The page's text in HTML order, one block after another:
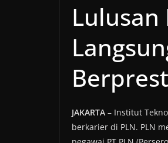
Lulusan
JAKARTA – Institut
berkarier di PLN. PLN